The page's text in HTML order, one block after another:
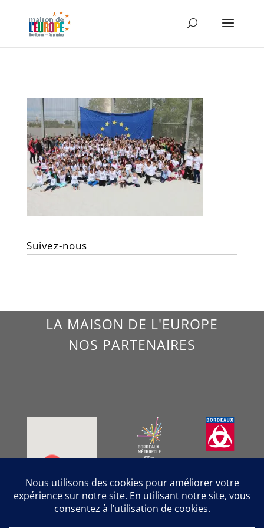
Suivez-nous
LA MAISON DE L'EUROPE
NOS PARTENAIRES